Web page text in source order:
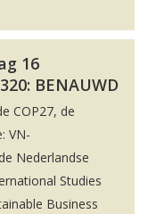
16
BENAUWD
COP27, de
VN-
Nederlandse
Studies
Business